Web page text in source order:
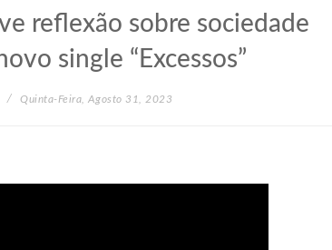
reflexão sobre sociedade
single “Excessos”
Quinta-Feira, Agosto 31, 2023